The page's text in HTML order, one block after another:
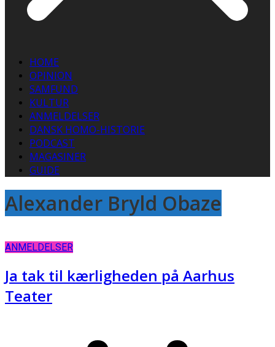
HOME
OPINION
SAMFUND
KULTUR
ANMELDELSER
DANSK HOMO-HISTORIE
PODCAST
MAGASINER
GUIDE
Alexander Bryld Obaze
ANMELDELSER
Ja tak til kærligheden på Aarhus
Teater